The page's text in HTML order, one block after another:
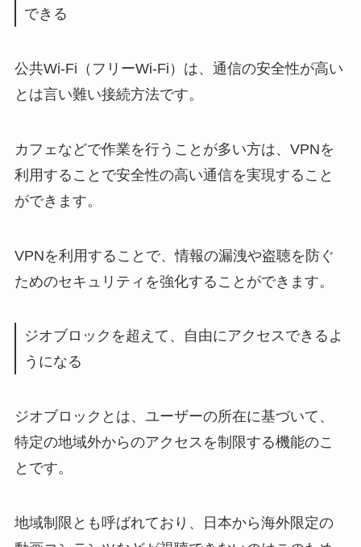
できる
公共Wi-Fi（フリーWi-Fi）は、通信の安全性が高い
とは言い難い接続方法です。
カフェなどで作業を行うことが多い方は、VPNを
利用することで安全性の高い通信を実現すること
ができます。
VPNを利用することで、情報の漏洩や盗聴を防ぐ
ためのセキュリティを強化することができます。
ジオブロックを超えて、自由にアクセスできるよ
うになる
ジオブロックとは、ユーザーの所在に基づいて、
特定の地域外からのアクセスを制限する機能のこ
とです。
地域制限とも呼ばれており、日本から海外限定の